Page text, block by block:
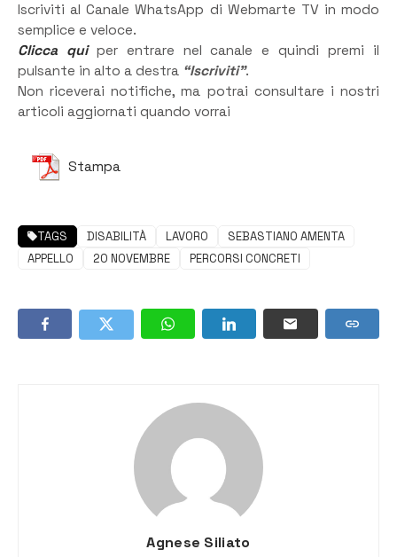
Iscriviti al Canale WhatsApp di Webmarte TV in modo
semplice e veloce.
Clicca quiper entrare nel canale e quindi premi il
pulsante in alto a destra “Iscriviti”.
Non riceverai notifiche, ma potrai consultare i nostri
articoli aggiornati quando vorrai
Stampa
TAGS DISABILITÀ LAVORO
SEBASTIANO AMENTA
APPELLO
20 NOVEMBRE PERCORSI CONCRETI
Agnese Siliato